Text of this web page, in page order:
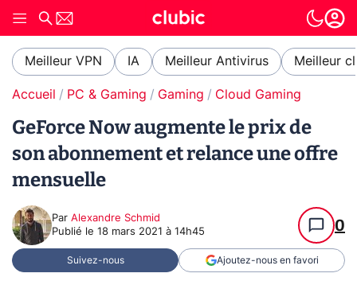
Meilleur VPN IA Meilleur Antivirus Meilleur
Accueil PC & Gaming Gaming Cloud Gaming
GeForce Now augmente le prix de
son abonnement et relance une offre
mensuelle
Par Alexandre Schmid
Publié le 18 mars 2021 à 14h45 0
Suivez-nous Ajoutez-nous en favori